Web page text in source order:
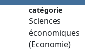
catégorie
Sciences
économiques
(Economie)